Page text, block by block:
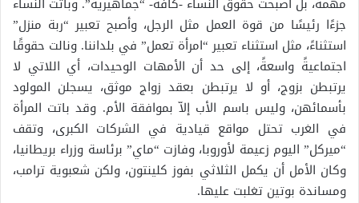
جزءًا رئيسًا من قوة العمل مثل الرجل، وأصبح تعبير “ربة منزل”
استثناءً، مثل استثناء تعبير “امرأة تعمل” في بلداننا. ونالت حقوقًا
اجتماعيةً واسعةً، إلى حد أن الأمهات الوحيدات، أي اللاتي لا
يرتبطن بزوج، أو لا يرتبطن بعقد زواج موثق، يسجلن المولود
بأسمائهن، وليس باسم الأب إلاّ بموافقة الأم. وقد باتت المرأة
في الغرب تحتل مواقع قيادية في الشركات الكبرى، وتقف
“ميركل” اليوم زعيمة لأوروبا، وفازت “ماي” برئاسة وزراء بريطانيا،
وكان الأمل أن يكمل الثلاثي بفوز كلينتون، ولكن شعبوية ترامب،
ومساندة بوتين تغلبت عليها.